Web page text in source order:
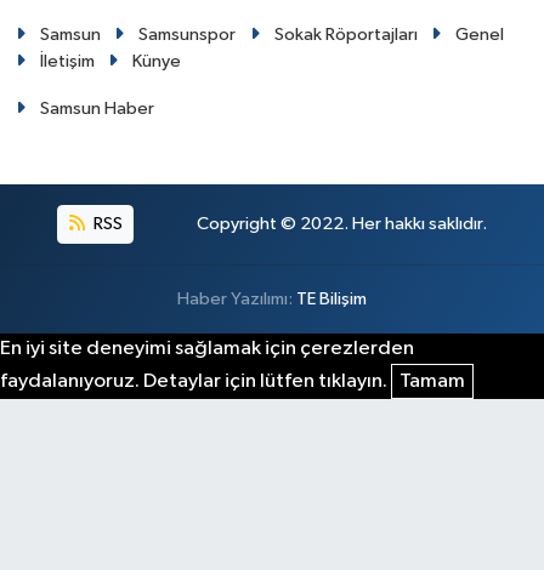
Samsun Samsunspor Sokak Röportajları
Genel
İletişim
Künye
Samsun Haber
RSS Copyright © 2022. Her hakkı saklıdır.
Haber Yazılımı: TE Bilişim
En iyi site deneyimi sağlamak için çerezlerden
faydalanıyoruz. Detaylar için lütfen tıklayın.
Tamam